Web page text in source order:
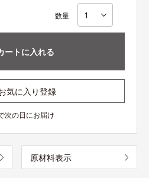
数量
ートに入れる
気に入り登録
次の日にお届け
原材料表示